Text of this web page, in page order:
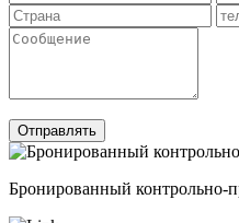
Отправлять
Бронированный контрольно-